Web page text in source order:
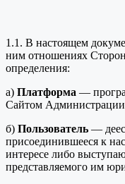
1.1. В настоящем
ним отношениях
определения:
а) Платформа —
Сайтом
б) Пользователь —
присоединившееся к
интересе либо
представляемого им